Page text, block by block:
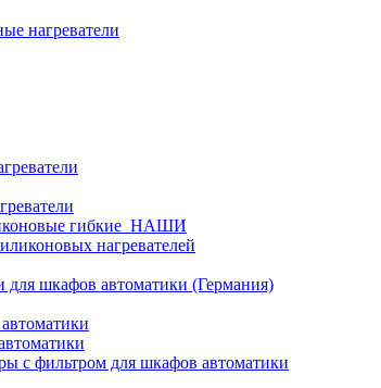
нагреватели
гибкие_НАШИ
нагревателей
для шкафов автоматики (Германия)
с фильтром для шкафов автоматики